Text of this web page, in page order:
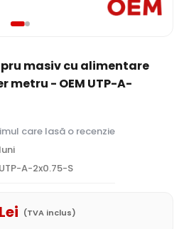
masiv cu alimentare
metru - OEM UTP-A-
care lasă o recenzie
A-2x0.75-S
(TVA inclus)